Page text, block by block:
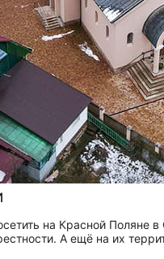
на Красной
А ещё на их